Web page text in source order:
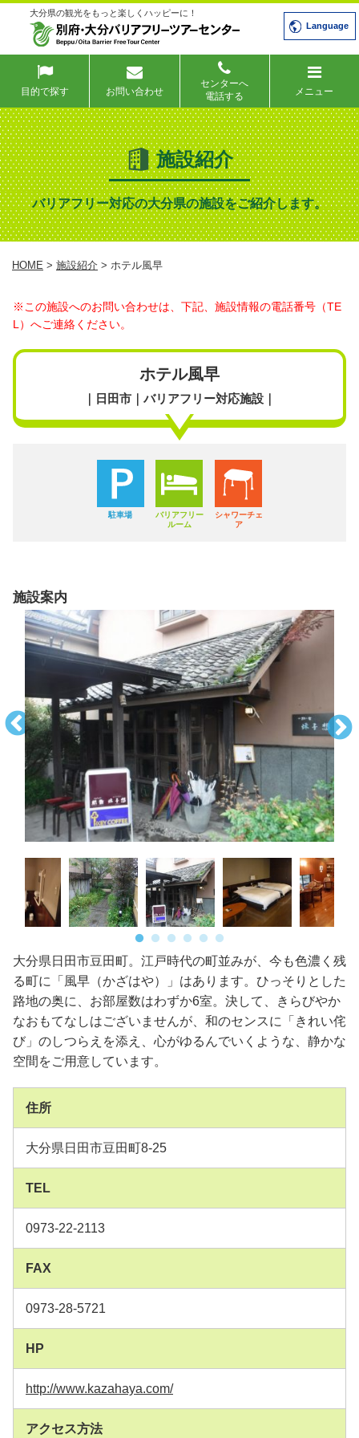
大分県の観光をもっと楽しくハッピーに！
Language
目的で探す お問い合わせ
センターへ
電話する
メニュー
施設紹介
バリアフリー対応の大分県の施設をご紹介します。
HOME > 施設紹介 > ホテル風早
※この施設へのお問い合わせは、下記、施設情報の電話番号（TE
L）へご連絡ください。
ホテル風早
｜日田市｜バリアフリー対応施設｜
駐車場
バリアフリー
ルーム
シャワーチェ
ア
施設案内
大分県日田市豆田町。江戸時代の町並みが、今も色濃く残
る町に「風早（かざはや）」はあります。ひっそりとした
路地の奥に、お部屋数はわずか6室。決して、きらびやか
なおもてなしはございませんが、和のセンスに「きれい侘
び」のしつらえを添え、心がゆるんでいくような、静かな
空間をご用意しています。
住所
大分県日田市豆田町8-25
TEL
0973-22-2113
FAX
0973-28-5721
HP
http://www.kazahaya.com/
アクセス方法